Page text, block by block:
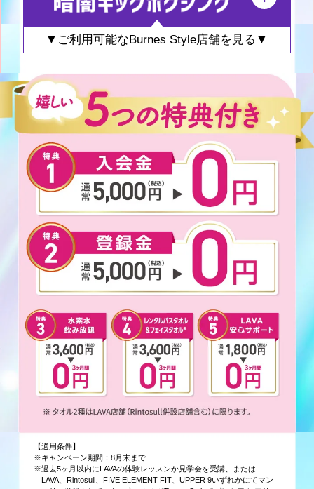
▼ご利用可能なBurnes Style店舗を見る▼
【適用条件】
※キャンペーン期間：8月末まで
※過去5ヶ月以内にLAVAの体験レッスンか見学会を受講、または
LAVA、Rintosull、FIVE ELEMENT FIT、UPPER 9いずれかにてマン